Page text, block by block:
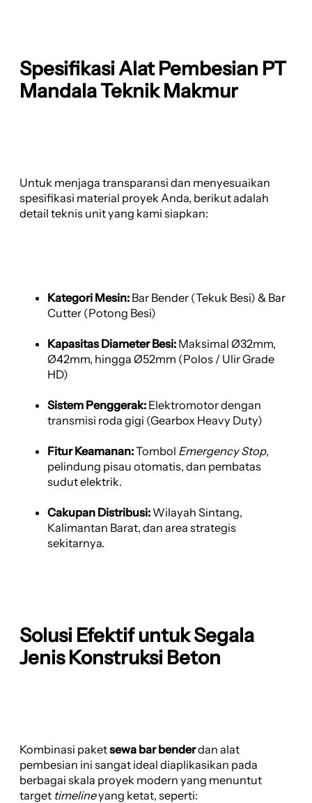
Spesifikasi Alat Pembesian PT
Mandala Teknik Makmur
Untuk menjaga transparansi dan menyesuaikan
spesifikasi material proyek Anda, berikut adalah
detail teknis unit yang kami siapkan:
Kategori Mesin: Bar Bender (Tekuk Besi) & Bar
Cutter (Potong Besi)
Kapasitas Diameter Besi: Maksimal Ø32mm,
Ø42mm, hingga Ø52mm (Polos / Ulir Grade
HD)
Sistem Penggerak: Elektromotor dengan
transmisi roda gigi (Gearbox Heavy Duty)
Fitur Keamanan:Tombol Emergency Stop,
pelindung pisau otomatis, dan pembatas
sudut elektrik.
Cakupan Distribusi: Wilayah Sintang,
Kalimantan Barat, dan area strategis
sekitarnya.
Solusi Efektif untuk Segala
Jenis Konstruksi Beton
Kombinasi paketsewa bar benderdan alat
pembesian ini sangat ideal diaplikasikan pada
berbagai skala proyek modern yang menuntut
target timelineyang ketat, seperti: